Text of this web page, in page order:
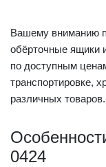
Вашему вниманию
обёрточные ящики
по доступным
транспортировке,
различных товаров.
0424